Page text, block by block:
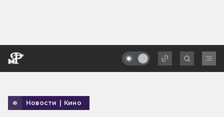
Новости | Кино